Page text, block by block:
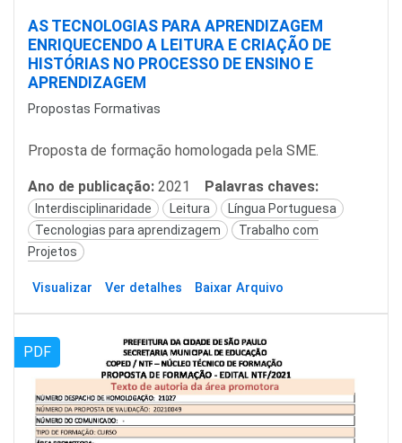
AS TECNOLOGIAS PARA APRENDIZAGEM
ENRIQUECENDO A LEITURA E CRIAÇÃO DE
HISTÓRIAS NO PROCESSO DE ENSINO E
APRENDIZAGEM
Propostas Formativas
Proposta de formação homologada pela SME.
Ano de publicação: 2021 Palavras chaves:
Interdisciplinaridade Leitura
Língua Portuguesa
Tecnologias para aprendizagem
Trabalho com
Projetos
Visualizar Ver detalhes Baixar Arquivo
PDF